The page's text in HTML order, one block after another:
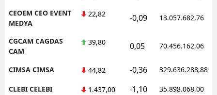
CEOEM CEO EVENT
MEDYA
22,82 -0,09 13.057.682,76
CGCAM CAGDAS
CAM
39,80 0,05 70.456.162,06
CIMSA CIMSA 44,82 -0,36 329.636.288,88
CLEBI CELEBI 1.437,00 -1,10 35.898.068,00